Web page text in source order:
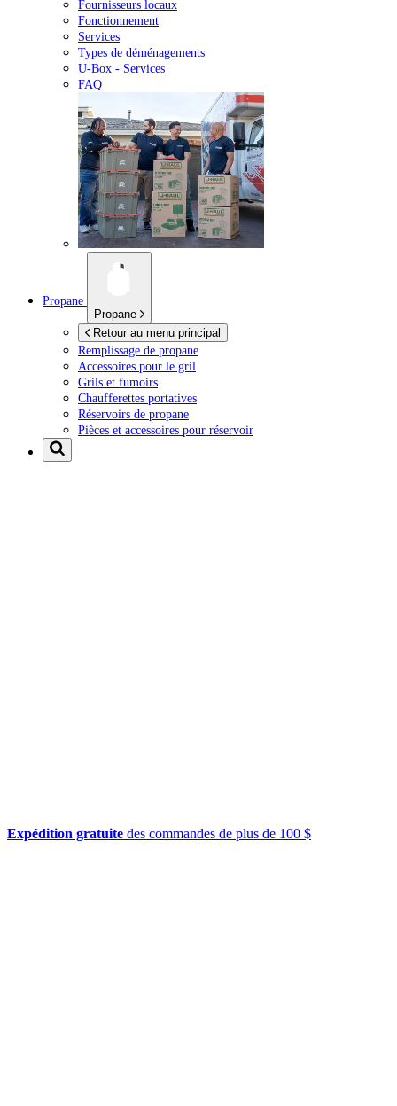
Fournisseurs locaux
Fonctionnement
Services
Types de déménagements
U-Box - Services
FAQ
Propane
Propane
Retour au menu principal
Remplissage de propane
Accessoires pour le gril
Grils et fumoirs
Chaufferettes portatives
Réservoirs de propane
Pièces et accessoires pour réservoir
Expédition gratuite des commandes de plus de 100 $